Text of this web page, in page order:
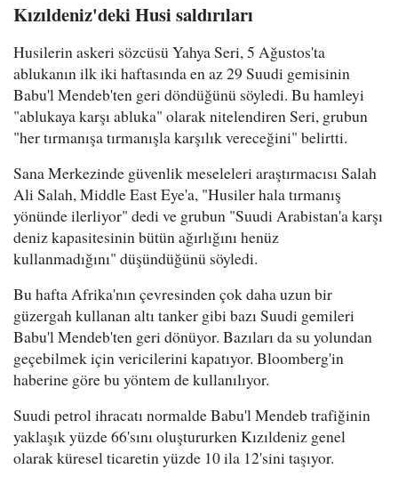
Kızıldeniz'deki Husi saldırıları
Husilerin askeri sözcüsü Yahya Seri, 5 Ağustos'ta
ablukanın ilk iki haftasında en az 29 Suudi gemisinin
Babu'l Mendeb'ten geri döndüğünü söyledi. Bu hamleyi
"ablukaya karşı abluka" olarak nitelendiren Seri, grubun
"her tırmanışa tırmanışla karşılık vereceğini" belirtti.
Sana Merkezinde güvenlik meseleleri araştırmacısı Salah
Ali Salah, Middle East Eye'a, "Husiler hala tırmanış
yönünde ilerliyor" dedi ve grubun "Suudi Arabistan'a karşı
deniz kapasitesinin bütün ağırlığını henüz
kullanmadığını" düşündüğünü söyledi.
Bu hafta Afrika'nın çevresinden çok daha uzun bir
güzergah kullanan altı tanker gibi bazı Suudi gemileri
Babu'l Mendeb'ten geri dönüyor. Bazıları da su yolundan
geçebilmek için vericilerini kapatıyor. Bloomberg'in
haberine göre bu yöntem de kullanılıyor.
Suudi petrol ihracatı normalde Babu'l Mendeb trafiğinin
yaklaşık yüzde 66'sını oluştururken Kızıldeniz genel
olarak küresel ticaretin yüzde 10 ila 12'sini taşıyor.